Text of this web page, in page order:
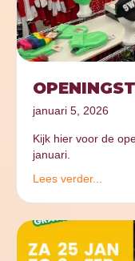
januari 5, 2026
Kijk hier voor de
januari.
Lees verder...